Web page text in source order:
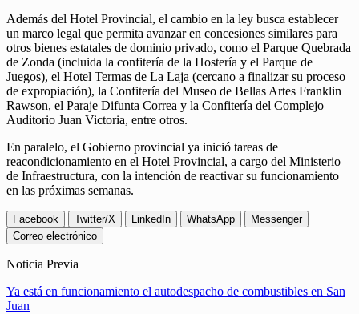
Además del Hotel Provincial, el cambio en la ley busca establecer
un marco legal que permita avanzar en concesiones similares para
otros bienes estatales de dominio privado, como el Parque Quebrada
de Zonda (incluida la confitería de la Hostería y el Parque de
Juegos), el Hotel Termas de La Laja (cercano a finalizar su proceso
de expropiación), la Confitería del Museo de Bellas Artes Franklin
Rawson, el Paraje Difunta Correa y la Confitería del Complejo
Auditorio Juan Victoria, entre otros.
En paralelo, el Gobierno provincial ya inició tareas de
reacondicionamiento en el Hotel Provincial, a cargo del Ministerio
de Infraestructura, con la intención de reactivar su funcionamiento
en las próximas semanas.
Facebook Twitter/X LinkedIn WhatsApp
Messenger
Correo electrónico
Noticia Previa
Ya está en funcionamiento el autodespacho de combustibles en San
Juan